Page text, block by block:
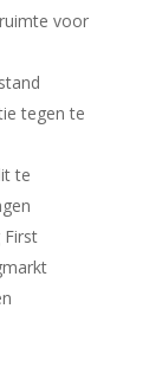
voor
tegen te
te
First